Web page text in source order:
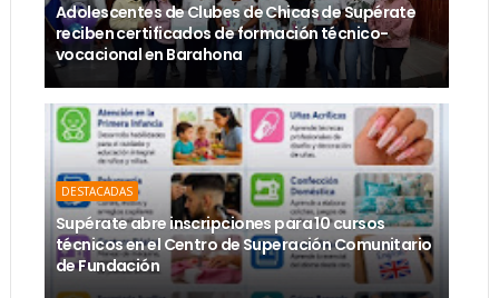
Adolescentes de Clubes de Chicas de Supérate
reciben certificados de formación técnico-
vocacional en Barahona
DESTACADAS
Supérate abre inscripciones para 10 cursos
técnicos en el Centro de Superación Comunitario
de Fundación